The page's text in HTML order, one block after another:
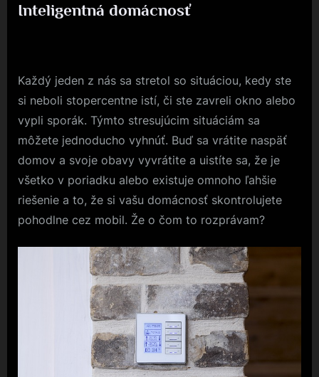
Inteligentná domácnosť
Každý jeden z nás sa stretol so situáciou, kedy ste
si neboli stopercentne istí, či ste zavreli okno alebo
vypli sporák. Týmto stresujúcim situáciám sa
môžete jednoducho vyhnúť. Buď sa vrátite naspäť
domov a svoje obavy vyvrátite a uistíte sa, že je
všetko v poriadku alebo existuje omnoho ľahšie
riešenie a to, že si vašu domácnosť skontrolujete
pohodlne cez mobil. Že o čom to rozprávam?